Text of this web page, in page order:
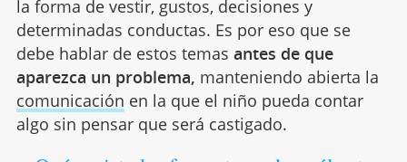
la forma de vestir, gustos, decisiones y
determinadas conductas. Es por eso que se
debe hablar de estos temas antes de que
aparezca un problema, manteniendo abierta la
comunicación en la que el niño pueda contar
algo sin pensar que será castigado.